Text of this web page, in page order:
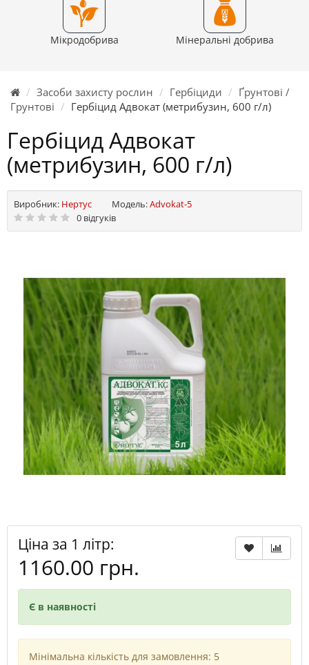
Мікродобрива Мінеральні добрива
Засоби захисту рослин Гербіциди
Ґрунтові /
Грунтові
Гербіцид Адвокат (метрибузин, 600 г/л)
Гербіцид Адвокат
(метрибузин, 600 г/л)
Виробник: Нертус Модель:Advokat-5
0 відгуків
Ціна за 1 літр:
1160.00 грн.
Є в наявності
Мінімальна кількість для замовлення: 5